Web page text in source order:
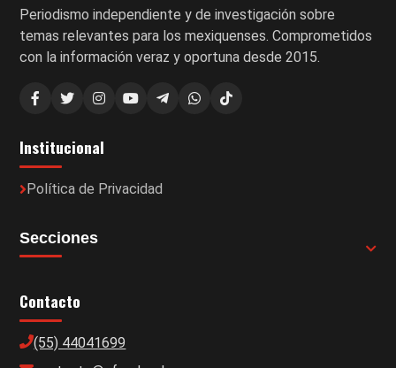
Periodismo independiente y de investigación sobre
temas relevantes para los mexiquenses. Comprometidos
con la información veraz y oportuna desde 2015.
Institucional
Política de Privacidad
Secciones
Contacto
(55) 44041699